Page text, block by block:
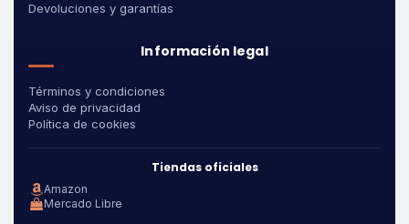
Devoluciones y garantías
Información legal
Términos y condiciones
Aviso de privacidad
Política de cookies
Tiendas oficiales
Amazon
Mercado Libre